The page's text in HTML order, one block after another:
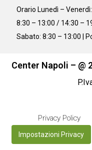
Orario Lunedì – Venerdì:
8:30 – 13:00 / 14:30 –
Sabato: 8:30 – 13:00 |
Center Napoli – @
Privacy Policy
Impostazioni Privacy